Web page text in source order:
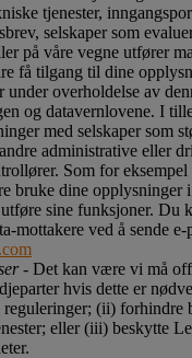
tjenester,
selskaper som
på våre vegne utfører
få tilgang til dine
under overholdelse av
og datavernlovene. I
med selskaper som
administrative eller
Som for
bruke dine opplysninger
sine funksjoner. Du
mottakere ved å sende e-
- Det kan være vi må
hvis dette er
(ii) forhindre
eller (iii) beskytte